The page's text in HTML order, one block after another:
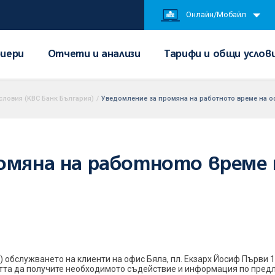
Онлайн/Мобайл
Отчети и анализи Тарифи и общи
(KBC Банк България) / Уведомление за промяна на работното време на
на работното време
обслужването на клиенти на офис Бяла, пл. Екзарх Йосиф
да получите необходимото съдействие и информация по